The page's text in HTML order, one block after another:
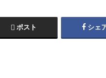
ポスト シェ